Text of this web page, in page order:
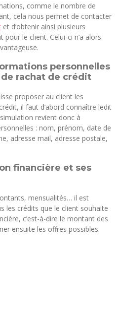
comme le nombre de
cela nous permet de contacter
et d’obtenir ainsi plusieurs
le client. Celui-ci n’a alors
personnelles
rachat de crédit
proposer au client les
il faut d’abord connaître ledit
revient donc à
: nom, prénom, date de
adresse mail, adresse postale,
financière et ses
mensualités… il est
les crédits que le client souhaite
c’est-à-dire le montant des
ensuite les offres possibles.